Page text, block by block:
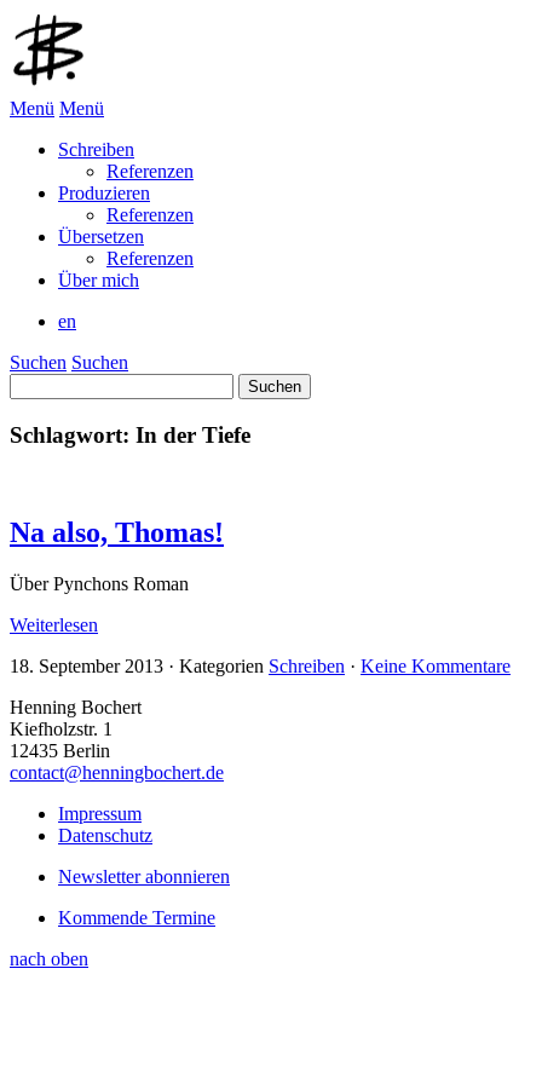
Menü Menü
Schreiben
Referenzen
Produzieren
Referenzen
Übersetzen
Referenzen
Über mich
en
Suchen Suchen
nach:
Schlagwort: In der Tiefe
Na also, Thomas!
Über Pynchons Roman
Weiterlesen
18. September 2013 · Kategorien Schreiben · Keine Kommentare
Henning Bochert
Kiefholzstr. 1
12435 Berlin
contact@henningbochert.de
Impressum
Datenschutz
Newsletter abonnieren
Kommende Termine
nach oben